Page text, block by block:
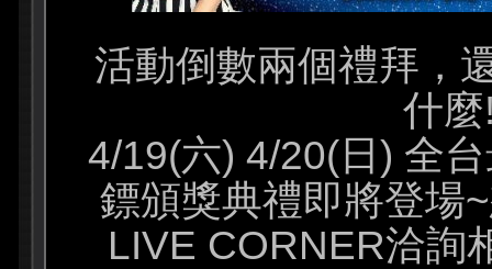
活動倒數兩個禮拜，
什
4/19(六) 4/20(日) 全
鏢頒獎典禮即將登場
LIVE CORNER洽詢